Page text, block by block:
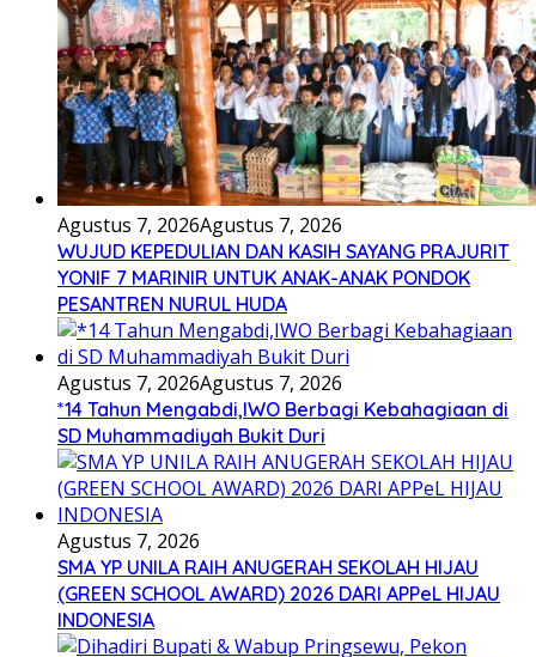
Agustus 7, 2026Agustus 7, 2026
WUJUD KEPEDULIAN DAN KASIH SAYANG PRAJURIT
YONIF 7 MARINIR UNTUK ANAK-ANAK PONDOK
PESANTREN NURUL HUDA
Agustus 7, 2026Agustus 7, 2026
*14 Tahun Mengabdi,IWO Berbagi Kebahagiaan di
SD Muhammadiyah Bukit Duri
Agustus 7, 2026
SMA YP UNILA RAIH ANUGERAH SEKOLAH HIJAU
(GREEN SCHOOL AWARD) 2026 DARI APPeL HIJAU
INDONESIA